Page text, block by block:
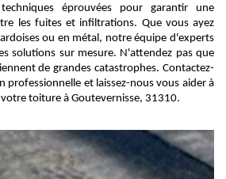
éprouvées pour garantir une
les fuites et infiltrations. Que vous ayez
ou en métal, notre équipe d'experts
solutions sur mesure. N'attendez pas que
de grandes catastrophes. Contactez-
professionnelle et laissez-nous vous aider à
toiture à Goutevernisse, 31310.